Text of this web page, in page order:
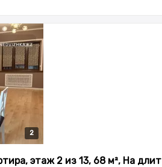
2
2
этаж 2 из 13, 68 м², На